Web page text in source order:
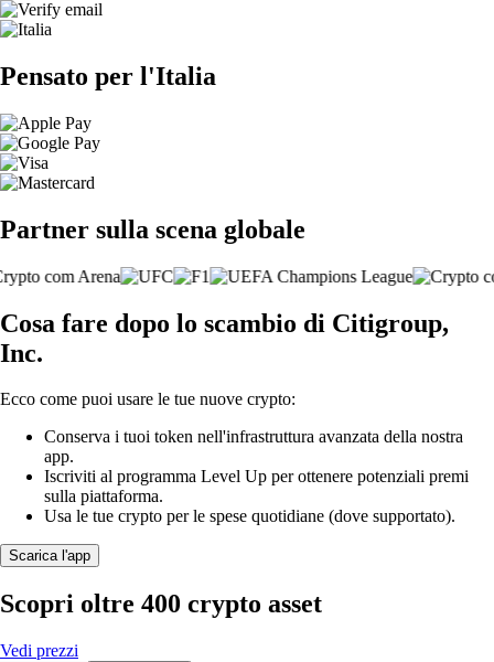
Pensato per l'Italia
Partner sulla scena globale
Cosa fare dopo lo scambio di Citigroup,
Inc.
Ecco come puoi usare le tue nuove crypto:
Conserva i tuoi token nell'infrastruttura avanzata della nostra
app.
Iscriviti al programma Level Up per ottenere potenziali premi
sulla piattaforma.
Usa le tue crypto per le spese quotidiane (dove supportato).
Scarica l'app
Scopri oltre 400 crypto asset
Vedi prezzi